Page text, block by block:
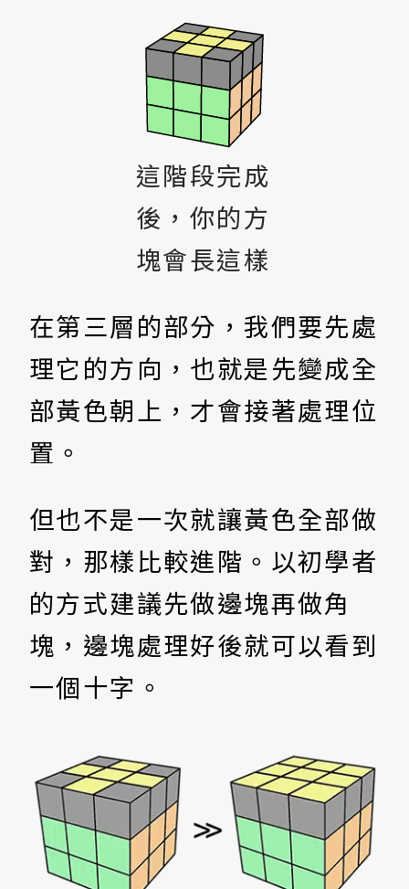
這階段完成
後，你的方
塊會長這樣
在第三層的部分，我們要先處
理它的方向，也就是先變成全
部黃色朝上，才會接著處理位
置。
但也不是一次就讓黃色全部做
對，那樣比較進階。以初學者
的方式建議先做邊塊再做角
塊，邊塊處理好後就可以看到
一個十字。